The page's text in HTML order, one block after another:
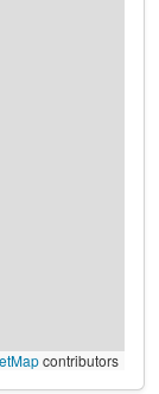
contributors